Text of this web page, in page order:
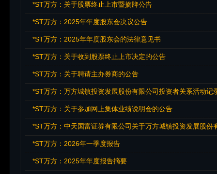
*ST万方：关于股票终止上市暨摘牌公告
*ST万方：2025年年度股东会决议公告
*ST万方：2025年年度股东会的法律意见书
*ST万方：关于收到股票终止上市决定的公告
*ST万方：关于聘请主办券商的公告
*ST万方：万方城镇投资发展股份有限公司投资者关系活动记
*ST万方：关于参加网上集体业绩说明会的公告
*ST万方：2026年一季度报告
*ST万方：2025年年度报告摘要